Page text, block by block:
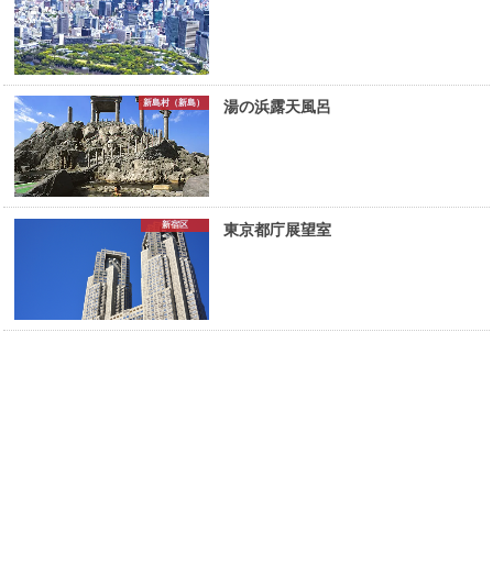
新島村（新島） 湯の浜露天風呂
新宿区 東京都庁展望室